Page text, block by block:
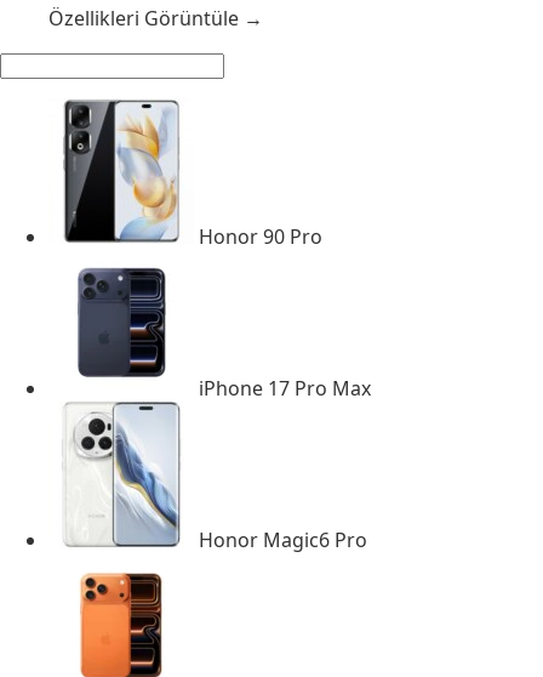
Özellikleri Görüntüle →
Honor 90 Pro
iPhone 17 Pro Max
Honor Magic6 Pro